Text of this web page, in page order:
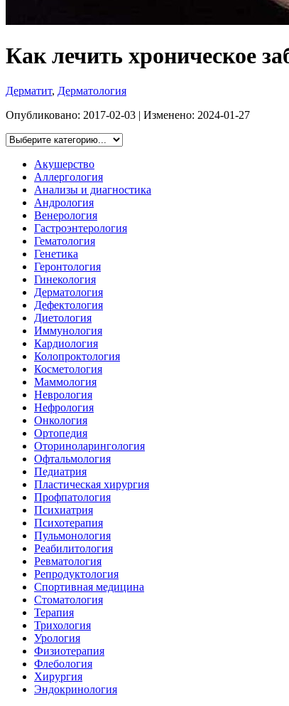
Как лечить хроническое
Дерматит, Дерматология
Опубликовано: 2017-02-03 | Изменено: 2024-01-27
Акушерство
Аллергология
Анализы и диагностика
Андрология
Венерология
Гастроэнтерология
Гематология
Генетика
Геронтология
Гинекология
Дерматология
Дефектология
Диетология
Иммунология
Кардиология
Колопроктология
Косметология
Маммология
Неврология
Нефрология
Онкология
Ортопедия
Оториноларингология
Офтальмология
Педиатрия
Пластическая хирургия
Профпатология
Психиатрия
Психотерапия
Пульмонология
Реабилитология
Ревматология
Репродуктология
Спортивная медицина
Стоматология
Терапия
Трихология
Урология
Физиотерапия
Флебология
Хирургия
Эндокринология